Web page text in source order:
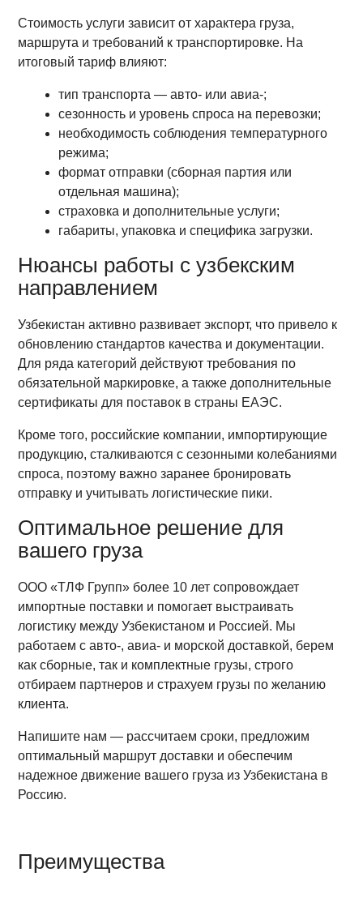
Стоимость услуги зависит от характера груза,
маршрута и требований к транспортировке. На
итоговый тариф влияют:
тип транспорта — авто- или авиа-;
сезонность и уровень спроса на перевозки;
необходимость соблюдения температурного
режима;
формат отправки (сборная партия или
отдельная машина);
страховка и дополнительные услуги;
габариты, упаковка и специфика загрузки.
Нюансы работы с узбекским
направлением
Узбекистан активно развивает экспорт, что привело к
обновлению стандартов качества и документации.
Для ряда категорий действуют требования по
обязательной маркировке, а также дополнительные
сертификаты для поставок в страны ЕАЭС.
Кроме того, российские компании, импортирующие
продукцию, сталкиваются с сезонными колебаниями
спроса, поэтому важно заранее бронировать
отправку и учитывать логистические пики.
Оптимальное решение для
вашего груза
ООО «ТЛФ Групп» более 10 лет сопровождает
импортные поставки и помогает выстраивать
логистику между Узбекистаном и Россией. Мы
работаем с авто-, авиа- и морской доставкой, берем
как сборные, так и комплектные грузы, строго
отбираем партнеров и страхуем грузы по желанию
клиента.
Напишите нам — рассчитаем сроки, предложим
оптимальный маршрут доставки и обеспечим
надежное движение вашего груза из Узбекистана в
Россию.
Преимущества